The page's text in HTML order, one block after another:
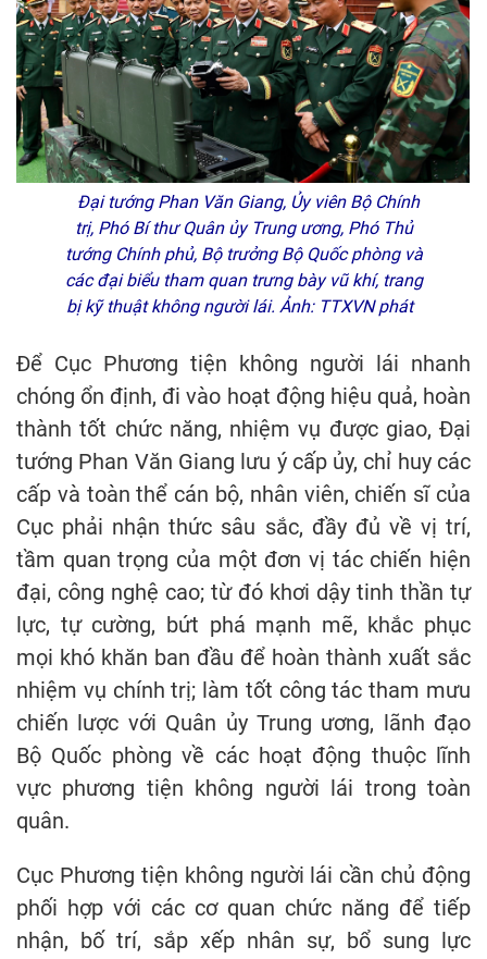
Đại tướng Phan Văn Giang, Ủy viên Bộ Chính
trị, Phó Bí thư Quân ủy Trung ương, Phó Thủ
tướng Chính phủ, Bộ trưởng Bộ Quốc phòng và
các đại biểu tham quan trưng bày vũ khí, trang
bị kỹ thuật không người lái. Ảnh: TTXVN phát
Để Cục Phương tiện không người lái nhanh
chóng ổn định, đi vào hoạt động hiệu quả, hoàn
thành tốt chức năng, nhiệm vụ được giao, Đại
tướng Phan Văn Giang lưu ý cấp ủy, chỉ huy các
cấp và toàn thể cán bộ, nhân viên, chiến sĩ của
Cục phải nhận thức sâu sắc, đầy đủ về vị trí,
tầm quan trọng của một đơn vị tác chiến hiện
đại, công nghệ cao; từ đó khơi dậy tinh thần tự
lực, tự cường, bứt phá mạnh mẽ, khắc phục
mọi khó khăn ban đầu để hoàn thành xuất sắc
nhiệm vụ chính trị; làm tốt công tác tham mưu
chiến lược với Quân ủy Trung ương, lãnh đạo
Bộ Quốc phòng về các hoạt động thuộc lĩnh
vực phương tiện không người lái trong toàn
quân.
Cục Phương tiện không người lái cần chủ động
phối hợp với các cơ quan chức năng để tiếp
nhận, bố trí, sắp xếp nhân sự, bổ sung lực